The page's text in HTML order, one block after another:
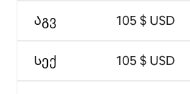
Აგვ
Სექ
105 $ USD
105 $ USD